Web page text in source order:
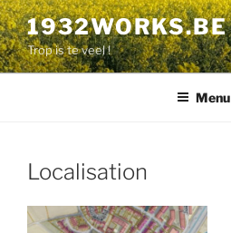
Aller
au
contenu
principal
1932WORKS.BE
Trop is te veel !
Menu
Localisation